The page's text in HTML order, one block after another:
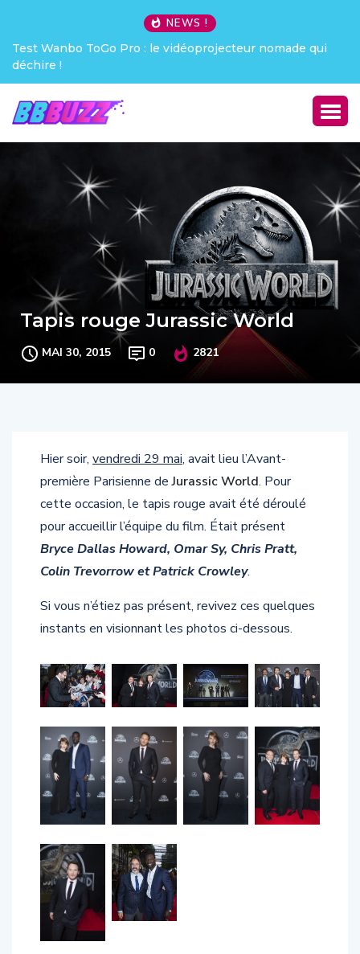
NEWS !
Test Wanbo ToGo Pro : le vidéoprojecteur nomade qui
déchire !
Tapis rouge Jurassic World
MAI 30, 2015 0 2821
Hier soir, vendredi 29 mai, avait lieu l’Avant-
première Parisienne deJurassic World. Pour
cette occasion, le tapis rouge avait été déroulé
pour accueillir l’équipe du film. Était présent
Bryce Dallas Howard, Omar Sy, Chris Pratt,
Colin Trevorrow et Patrick Crowley.
Si vous n’étiez pas présent, revivez ces quelques
instants en visionnant les photos ci-dessous.